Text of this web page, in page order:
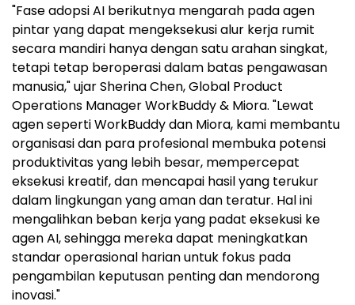
"Fase adopsi AI berikutnya mengarah pada agen
pintar yang dapat mengeksekusi alur kerja rumit
secara mandiri hanya dengan satu arahan singkat,
tetapi tetap beroperasi dalam batas pengawasan
manusia," ujar Sherina Chen, Global Product
Operations Manager WorkBuddy & Miora. "Lewat
agen seperti WorkBuddy dan Miora, kami membantu
organisasi dan para profesional membuka potensi
produktivitas yang lebih besar, mempercepat
eksekusi kreatif, dan mencapai hasil yang terukur
dalam lingkungan yang aman dan teratur. Hal ini
mengalihkan beban kerja yang padat eksekusi ke
agen AI, sehingga mereka dapat meningkatkan
standar operasional harian untuk fokus pada
pengambilan keputusan penting dan mendorong
inovasi."